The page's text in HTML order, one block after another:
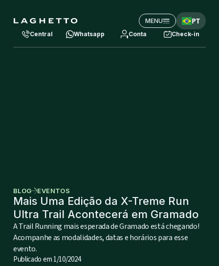
MENU PT
Central Whatsapp Conta Check-in
BLOG EVENTOS
Mais Uma Edição da X-Treme Run
Ultra Trail Acontecerá em Gramado
A Trail Running mais esperada de Gramado está chegando!
Acompanhe as modalidades, datas e horários para esse
evento.
Publicado em1/10/2024